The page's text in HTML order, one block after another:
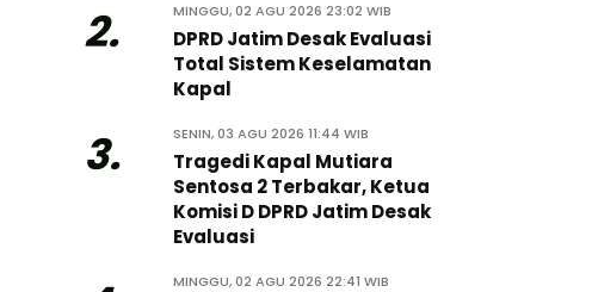
2. MINGGU, 02 AGU 2026 23:02 WIB
DPRD Jatim Desak Evaluasi
Total Sistem Keselamatan
Kapal
3. SENIN, 03 AGU 2026 11:44 WIB
Tragedi Kapal Mutiara
Sentosa 2 Terbakar, Ketua
Komisi D DPRD Jatim Desak
Evaluasi
MINGGU, 02 AGU 2026 22:41 WIB